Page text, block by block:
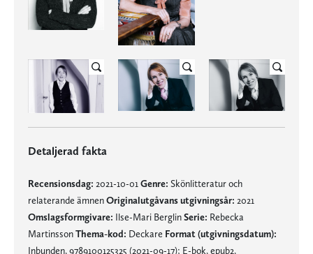
Detaljerad fakta
Recensionsdag: 2021-10-01 Genre: Skönlitteratur och
relaterande ämnenOriginalutgåvans utgivningsår: 2021
Omslagsformgivare: Ilse-Mari BerglinSerie: Rebecka
MartinssonThema-kod: Deckare Format (utgivningsdatum):
Inbunden, 9789100125325 (2021-09-17); E-bok, epub2,